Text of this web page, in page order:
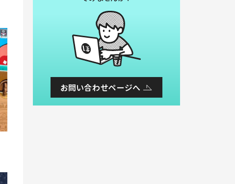
お問い合わせページへ